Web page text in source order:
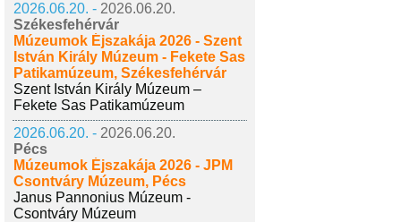
2026.06.20. - 2026.06.20.
Székesfehérvár
Múzeumok Éjszakája 2026 - Szent
István Király Múzeum - Fekete Sas
Patikamúzeum, Székesfehérvár
Szent István Király Múzeum –
Fekete Sas Patikamúzeum
2026.06.20. - 2026.06.20.
Pécs
Múzeumok Éjszakája 2026 - JPM
Csontváry Múzeum, Pécs
Janus Pannonius Múzeum -
Csontváry Múzeum